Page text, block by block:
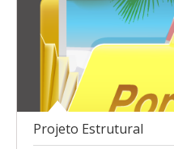
Projeto Estrutural